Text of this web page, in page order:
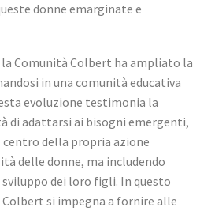
donne emarginate e
Comunità Colbert ha ampliato la
in una comunità educativa
evoluzione testimonia la
di adattarsi ai bisogni emergenti,
della propria azione
delle donne, ma includendo
sviluppo dei loro figli. In questo
si impegna a fornire alle